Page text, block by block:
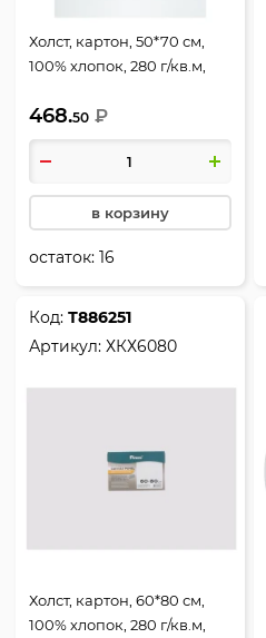
Холст, картон, 50*70 см,
100% хлопок, 280 г/кв.м,
183173
468.50 ₽
в корзину
остаток:16
Код:Т886251
Артикул:ХКХ6080
Холст, картон, 60*80 см,
100% хлопок, 280 г/кв.м,